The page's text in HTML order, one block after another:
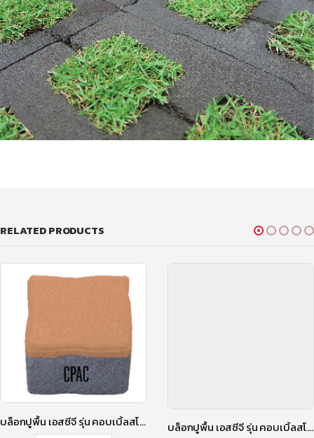
RELATED PRODUCTS
บล็อกปูพื้น เอสซีจี รุ่น คอบเบิ้ลสโตน RT-3 ขนาด 11.8 X 11.8 X 6 ซม. สีมอคค่า บราวน์